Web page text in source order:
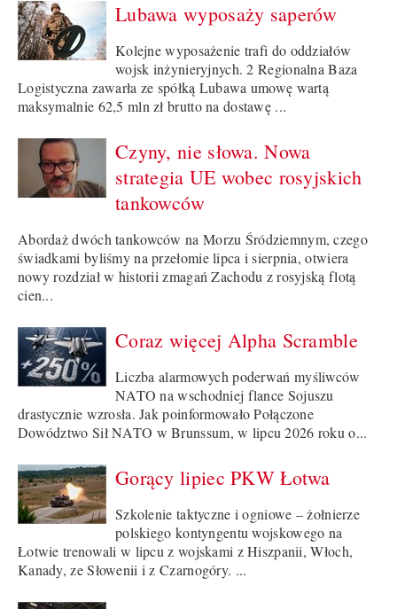
Lubawa wyposaży saperów
Kolejne wyposażenie trafi do oddziałów
wojsk inżynieryjnych. 2 Regionalna Baza
Logistyczna zawarła ze spółką Lubawa umowę wartą
maksymalnie 62,5 mln zł brutto na dostawę ...
Czyny, nie słowa. Nowa
strategia UE wobec rosyjskich
tankowców
Abordaż dwóch tankowców na Morzu Śródziemnym, czego
świadkami byliśmy na przełomie lipca i sierpnia, otwiera
nowy rozdział w historii zmagań Zachodu z rosyjską flotą
cien...
Coraz więcej Alpha Scramble
Liczba alarmowych poderwań myśliwców
NATO na wschodniej flance Sojuszu
drastycznie wzrosła. Jak poinformowało Połączone
Dowództwo Sił NATO w Brunssum, w lipcu 2026 roku o...
Gorący lipiec PKW Łotwa
Szkolenie taktyczne i ogniowe – żołnierze
polskiego kontyngentu wojskowego na
Łotwie trenowali w lipcu z wojskami z Hiszpanii, Włoch,
Kanady, ze Słowenii i z Czarnogóry. ...